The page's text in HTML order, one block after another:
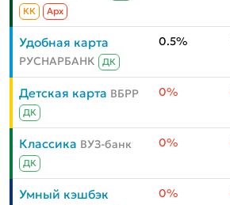
КК
Aрх
Удобная карта
РУСНАРБАНК ДК
0.5%
Детская карта ВБРР
ДК
0%
Классика ВУЗ-банк
ДК
0%
Умный кэшбэк 0%